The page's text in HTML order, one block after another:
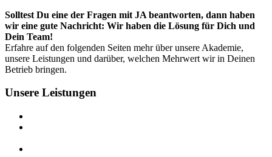
Solltest Du eine der Fragen mit JA beantworten, dann haben
wir eine gute Nachricht: Wir haben die Lösung für Dich und
Dein Team!
Erfahre auf den folgenden Seiten mehr über unsere Akademie,
unsere Leistungen und darüber, welchen Mehrwert wir in Deinen
Betrieb bringen.
Unsere Leistungen